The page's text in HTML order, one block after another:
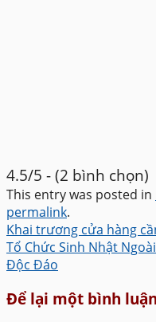
4.5/5 - (2 bình chọn)
This entry was posted in
permalink.
Khai trương cửa hàng
Tổ Chức Sinh Nhật
Độc Đáo
Để lại một bình luận